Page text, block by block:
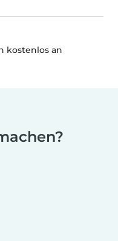
kostenlos an